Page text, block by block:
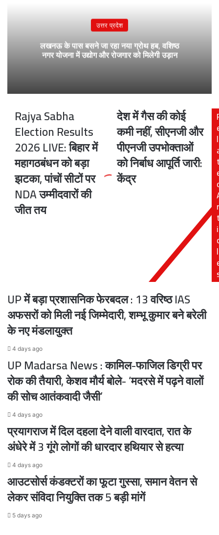
उत्तर प्रदेश
लखनऊ के पास बसने जा रहा नया ग्रोथ हब, वशिष्ठ
नगर योजना में उद्योग और रोजगार को मिलेगी उड़ान
Rajya
Sabha
Election
Results
2026
LIVE:
बिहार
में
महागठबंधन
को
बड़ा
जीत
Rajya Sabha
Election Results
2026 LIVE: बिहार में
महागठबंधन को बड़ा
झटका, पांचों सीटों पर
NDA उम्मीदवारों की
जीत तय
देश
गैस
की
कोई
कमी
नहीं,
सीएनजी
देश में गैस की कोई
कमी नहीं, सीएनजी और
पीएनजी उपभोक्ताओं
को निर्बाध आपूर्ति जारी:
केंद्र
l
r
i
l
UP में बड़ा प्रशासनिक फेरबदल : 13 वरिष्ठ IAS
अफसरों को मिली नई जिम्मेदारी, शम्भू कुमार बने बरेली
के नए मंडलायुक्त
4 days ago
UP Madarsa News : कामिल-फाजिल डिग्री पर
रोक की तैयारी, केशव मौर्य बोले- ‘मदरसे में पढ़ने वालों
की सोच आतंकवादी जैसी’
4 days ago
प्रयागराज में दिल दहला देने वाली वारदात, रात के
अंधेरे में 3 गूंगे लोगों की धारदार हथियार से हत्या
4 days ago
आउटसोर्स कंडक्टरों का फूटा गुस्सा, समान वेतन से
लेकर संविदा नियुक्ति तक 5 बड़ी मांगें
5 days ago